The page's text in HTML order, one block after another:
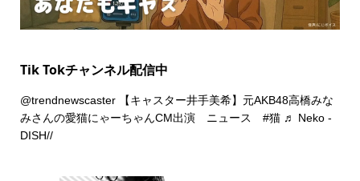
Tik Tokチャンネル配信中
@trendnewscaster【キャスター井手美希】元AKB48高橋みな
みさんの愛猫にゃーちゃんCM出演 ニュース #猫 ♬ Neko -
DISH//